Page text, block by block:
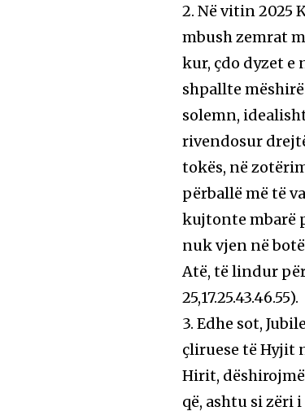
2. Në vitin 2025
mbush zemrat
kur, çdo dyzet
shpallte
solemn,
rivendosur
tokës, në
përballë më të
kujtonte mbarë
nuk vjen në
Atë, të lindur
25,17.25.43.46.55).
3. Edhe sot,
çliruese të Hyjit
Hirit,
që, ashtu si zëri